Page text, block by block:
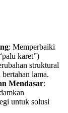
: Memperbaiki
karet”)
struktural
lama.
Mendasar:
untuk solusi